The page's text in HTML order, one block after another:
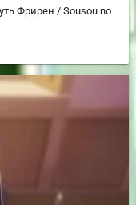
Фрирен / Sousou no